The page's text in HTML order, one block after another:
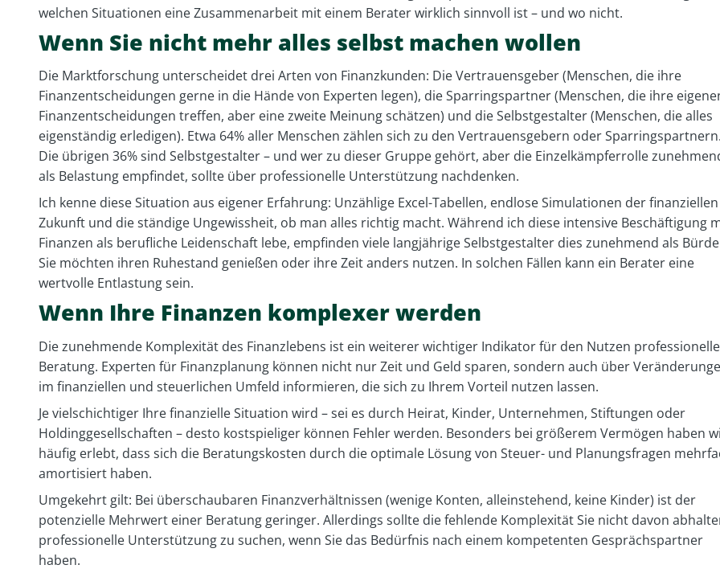
welchen Situationen eine Zusammenarbeit mit einem Berater wirklich sinnvoll ist – und wo nicht.
Wenn Sie nicht mehr alles selbst machen wollen
Die Marktforschung unterscheidet drei Arten von Finanzkunden: Die Vertrauensgeber (Menschen, die ihre
Finanzentscheidungen gerne in die Hände von Experten legen), die Sparringspartner (Menschen, die ihre
Finanzentscheidungen treffen, aber eine zweite Meinung schätzen) und die Selbstgestalter (Menschen, die alles
eigenständig erledigen). Etwa 64% aller Menschen zählen sich zu den Vertrauensgebern oder
Die übrigen 36% sind Selbstgestalter – und wer zu dieser Gruppe gehört, aber die Einzelkämpferrolle
als Belastung empfindet, sollte über professionelle Unterstützung nachdenken.
Ich kenne diese Situation aus eigener Erfahrung: Unzählige Excel-Tabellen, endlose Simulationen der finanziellen
Zukunft und die ständige Ungewissheit, ob man alles richtig macht. Während ich diese intensive Beschäftigung
Finanzen als berufliche Leidenschaft lebe, empfinden viele langjährige Selbstgestalter dies zunehmend als
Sie möchten ihren Ruhestand genießen oder ihre Zeit anders nutzen. In solchen Fällen kann ein Berater eine
wertvolle Entlastung sein.
Wenn Ihre Finanzen komplexer werden
Die zunehmende Komplexität des Finanzlebens ist ein weiterer wichtiger Indikator für den Nutzen
Beratung. Experten für Finanzplanung können nicht nur Zeit und Geld sparen, sondern auch über
im finanziellen und steuerlichen Umfeld informieren, die sich zu Ihrem Vorteil nutzen lassen.
Je vielschichtiger Ihre finanzielle Situation wird – sei es durch Heirat, Kinder, Unternehmen, Stiftungen oder
Holdinggesellschaften – desto kostspieliger können Fehler werden. Besonders bei größerem Vermögen haben
häufig erlebt, dass sich die Beratungskosten durch die optimale Lösung von Steuer- und Planungsfragen
amortisiert haben.
Umgekehrt gilt: Bei überschaubaren Finanzverhältnissen (wenige Konten, alleinstehend, keine Kinder) ist der
potenzielle Mehrwert einer Beratung geringer. Allerdings sollte die fehlende Komplexität Sie nicht davon
professionelle Unterstützung zu suchen, wenn Sie das Bedürfnis nach einem kompetenten Gesprächspartner
haben.